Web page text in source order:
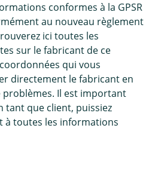
conformes à la GPSR
au nouveau règlement
ici toutes les
sur le fabricant de ce
qui vous
directement le fabricant en
problèmes. Il est important
tant que client, puissiez
à toutes les informations